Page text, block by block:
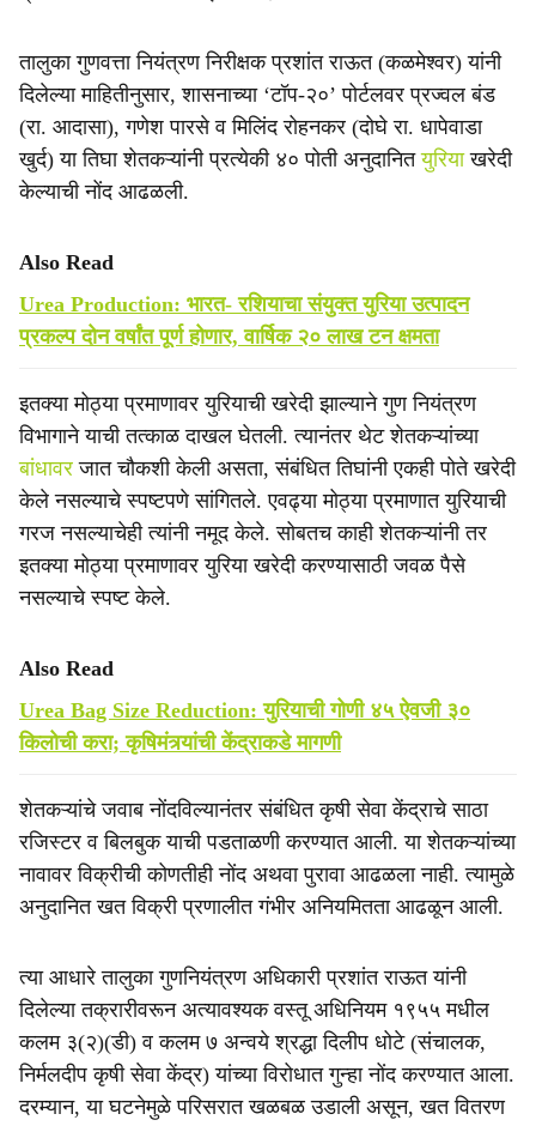
तालुका गुणवत्ता नियंत्रण निरीक्षक प्रशांत राऊत (कळमेश्वर) यांनी
दिलेल्या माहितीनुसार, शासनाच्या ‘टॉप-२०’ पोर्टलवर प्रज्वल बंड
(रा. आदासा), गणेश पारसे व मिलिंद रोहनकर (दोघे रा. धापेवाडा
खुर्द) या तिघा शेतकऱ्यांनी प्रत्येकी ४० पोती अनुदानितयुरियाखरेदी
केल्याची नोंद आढळली.
Also Read
Urea Production: भारत- रशियाचा संयुक्त युरिया उत्पादन
प्रकल्प दोन वर्षांत पूर्ण होणार, वार्षिक २० लाख टन क्षमता
इतक्या मोठ्या प्रमाणावर युरियाची खरेदी झाल्याने गुण नियंत्रण
विभागाने याची तत्काळ दाखल घेतली. त्यानंतर थेट शेतकऱ्यांच्या
बांधावरजात चौकशी केली असता, संबंधित तिघांनी एकही पोते खरेदी
केले नसल्याचे स्पष्टपणे सांगितले. एवढ्या मोठ्या प्रमाणात युरियाची
गरज नसल्याचेही त्यांनी नमूद केले. सोबतच काही शेतकऱ्यांनी तर
इतक्या मोठ्या प्रमाणावर युरिया खरेदी करण्यासाठी जवळ पैसे
नसल्याचे स्पष्ट केले.
Also Read
Urea Bag Size Reduction: युरियाची गोणी ४५ ऐवजी ३०
किलोची करा; कृषिमंत्र्यांची केंद्राकडे मागणी
शेतकऱ्यांचे जवाब नोंदविल्यानंतर संबंधित कृषी सेवा केंद्राचे साठा
रजिस्टर व बिलबुक याची पडताळणी करण्यात आली. या शेतकऱ्यांच्या
नावावर विक्रीची कोणतीही नोंद अथवा पुरावा आढळला नाही. त्यामुळे
अनुदानित खत विक्री प्रणालीत गंभीर अनियमितता आढळून आली.
त्या आधारे तालुका गुणनियंत्रण अधिकारी प्रशांत राऊत यांनी
दिलेल्या तक्रारीवरून अत्यावश्यक वस्तू अधिनियम १९५५ मधील
कलम ३(२)(डी) व कलम ७ अन्वये श्रद्धा दिलीप धोटे (संचालक,
निर्मलदीप कृषी सेवा केंद्र) यांच्या विरोधात गुन्हा नोंद करण्यात आला.
दरम्यान, या घटनेमुळे परिसरात खळबळ उडाली असून, खत वितरण